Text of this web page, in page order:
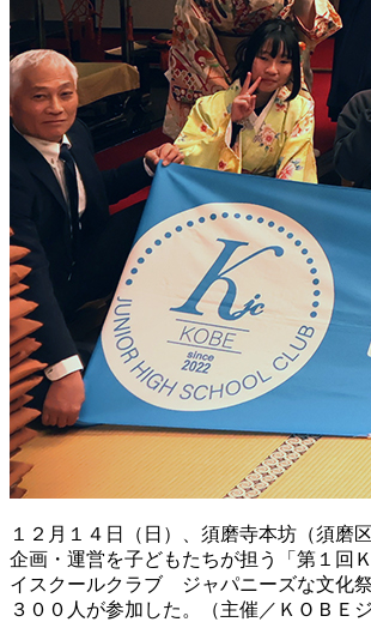
１２月１４日（日）、須磨寺本坊（須磨
企画・運営を子どもたちが担う「第１回
イスクールクラブ ジャパニーズな文化
３００人が参加した。（主催／ＫＯＢＥ